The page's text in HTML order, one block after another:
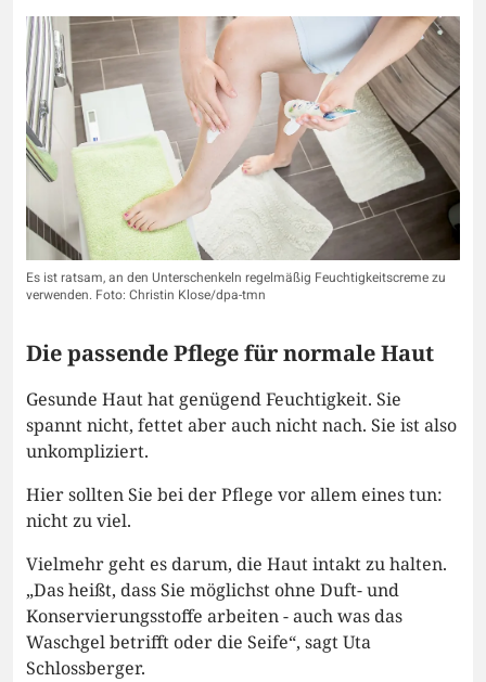
Es ist ratsam, an den Unterschenkeln regelmäßig Feuchtigkeitscreme zu
verwenden. Foto: Christin Klose/dpa-tmn
Die passende Pflege für normale Haut
Gesunde Haut hat genügend Feuchtigkeit. Sie
spannt nicht, fettet aber auch nicht nach. Sie ist also
unkompliziert.
Hier sollten Sie bei der Pflege vor allem eines tun:
nicht zu viel.
Vielmehr geht es darum, die Haut intakt zu halten.
„Das heißt, dass Sie möglichst ohne Duft- und
Konservierungsstoffe arbeiten - auch was das
Waschgel betrifft oder die Seife“, sagt Uta
Schlossberger.